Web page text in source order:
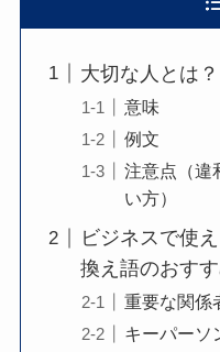
大切な人とは
意味
例文
注意点（違
い方）
ビジネスで使
換え語のおす
重要な関係
キーパーソ